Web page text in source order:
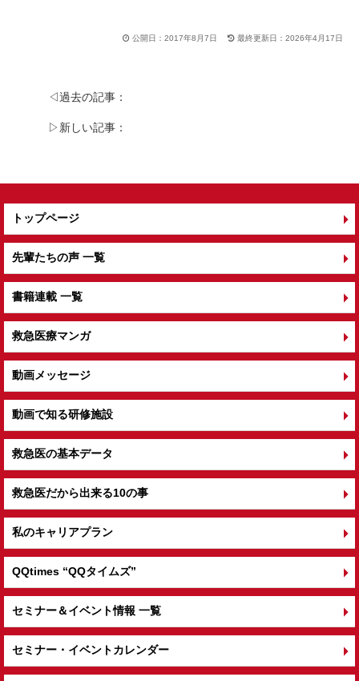
b
o
tt
公開日：2017年8月7日 最終更新日：2026年4月17日
◁過去の記事：
▷新しい記事：
トップページ
先輩たちの声 一覧
書籍連載 一覧
救急医療マンガ
動画メッセージ
動画で知る研修施設
救急医の基本データ
救急医だから出来る10の事
私のキャリアプラン
QQtimes “QQタイムズ”
セミナー＆イベント情報 一覧
セミナー・イベントカレンダー